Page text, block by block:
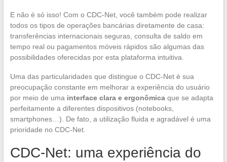
E não é só isso! Com o CDC-Net, você também pode realizar
todos os tipos de operações bancárias diretamente de casa:
transferências internacionais seguras, consulta de saldo em
tempo real ou pagamentos móveis rápidos são algumas das
possibilidades oferecidas por esta plataforma intuitiva.
Uma das particularidades que distingue o CDC-Net é sua
preocupação constante em melhorar a experiência do usuário
por meio de uma interface clara e ergonômicaque se adapta
perfeitamente a diferentes dispositivos (notebooks,
smartphones…). De fato, a utilização fluida e agradável é uma
prioridade no CDC-Net.
CDC-Net: uma experiência do